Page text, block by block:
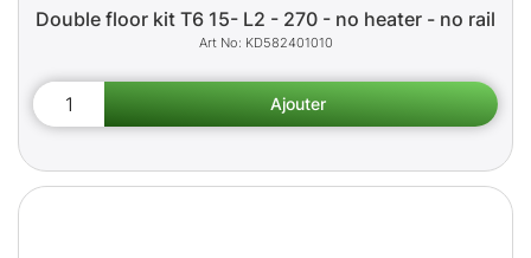
Double floor kit T6 15- L2 - 270 - no heater - no rail
KD582401010